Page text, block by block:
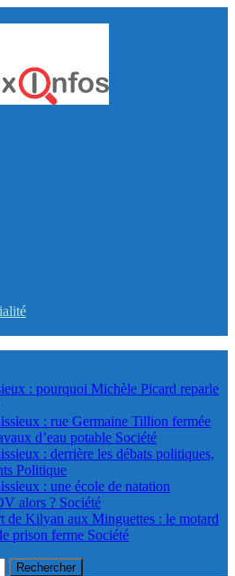
: pourquoi Michèle Picard reparle
: rue Germaine Tillion fermée
d’eau potable Société
: derrière les débats politiques,
Politique
: une école de natation
alors ? Société
de Kilyan aux Minguettes : le motard
prison ferme Société